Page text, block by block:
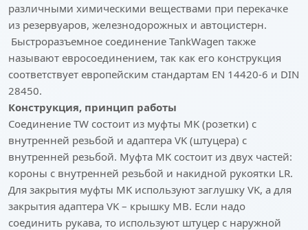
различными химическими веществами при перекачке
из резервуаров, железнодорожных и автоцистерн.
Быстроразъемное соединение TankWagen также
называют евросоединением, так как его конструкция
соответствует европейским стандартам EN 14420-6 и DIN
28450.
Конструкция, принцип работы
Соединение TW состоит из муфты MK (розетки) с
внутренней резьбой и адаптера VK (штуцера) с
внутренней резьбой. Муфта MK состоит из двух частей:
короны с внутренней резьбой и накидной рукоятки LR.
Для закрытия муфты MK используют заглушку VK, а для
закрытия адаптера VK – крышку MB. Еcли надо
соединить рукава, то используют штуцер с наружной